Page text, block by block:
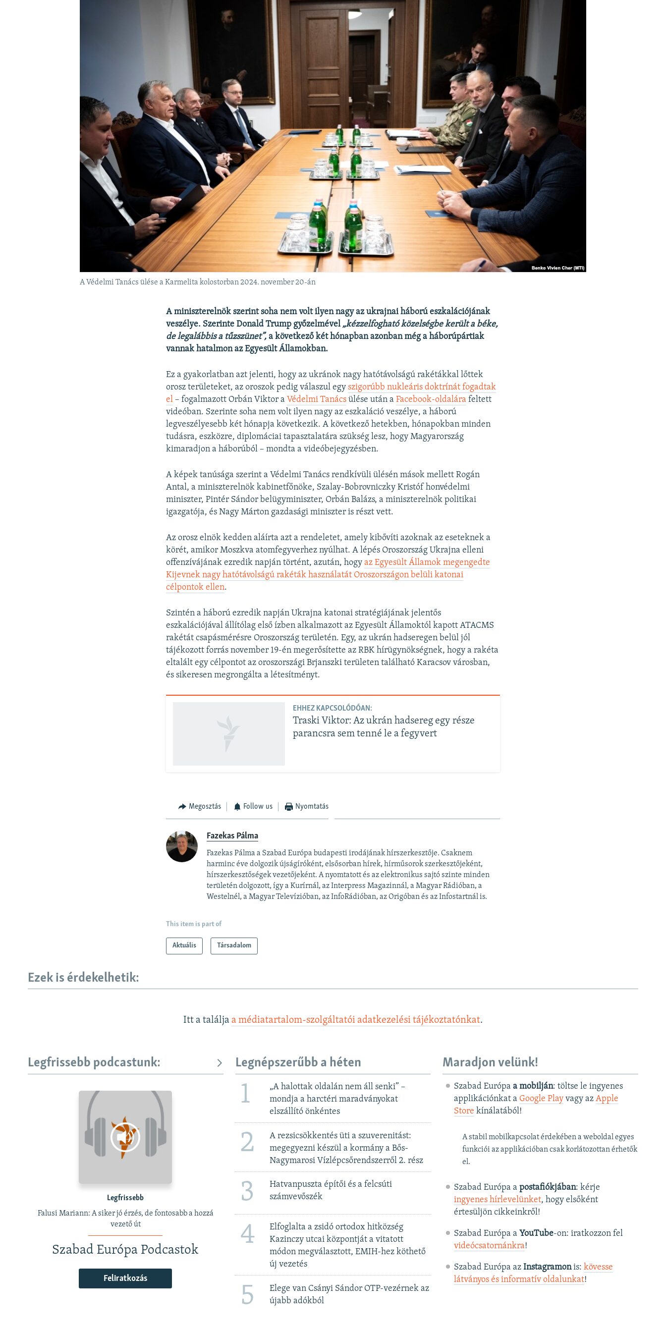
A Védelmi Tanács ülése a Karmelita kolostorban 2024. november 20-án
A miniszterelnök szerint soha nem volt ilyen nagy az ukrajnai háború eszkalációjának
veszélye. Szerinte Donald Trump győzelmével „kézzelfogható közelségbe került a béke,
de legalábbis a tűzszünet”, a következő két hónapban azonban még a háborúpártiak
vannak hatalmon az Egyesült Államokban.
Ez a gyakorlatban azt jelenti, hogy az ukránok nagy hatótávolságú rakétákkal lőttek
orosz területeket, az oroszok pedig válaszul egy szigorúbb nukleáris doktrínát fogadtak
el – fogalmazott Orbán Viktor aVédelmi Tanács ülése után aFacebook-oldalára feltett
videóban. Szerinte soha nem volt ilyen nagy az eszkaláció veszélye, a háború
legveszélyesebb két hónapja következik. A következő hetekben, hónapokban minden
tudásra, eszközre, diplomáciai tapasztalatára szükség lesz, hogy Magyarország
kimaradjon a háborúból – mondta a videóbejegyzésben.
A képek tanúsága szerint a Védelmi Tanács rendkívüli ülésén mások mellett Rogán
Antal, a miniszterelnök kabinetfőnöke, Szalay-Bobrovniczky Kristóf honvédelmi
miniszter, Pintér Sándor belügyminiszter, Orbán Balázs, a miniszterelnök politikai
igazgatója, és Nagy Márton gazdasági miniszter is részt vett.
Az orosz elnök kedden aláírta azt a rendeletet, amely kibővíti azoknak az eseteknek a
körét, amikor Moszkva atomfegyverhez nyúlhat. A lépés Oroszország Ukrajna elleni
offenzívájának ezredik napján történt, azután, hogyaz Egyesült Államok megengedte
Kijevnek nagy hatótávolságú rakéták használatát Oroszországon belüli katonai
célpontok ellen.
Szintén a háború ezredik napján Ukrajna katonai stratégiájának jelentős
eszkalációjával állítólag első ízben alkalmazott az Egyesült Államoktól kapott ATACMS
rakétát csapásmérésre Oroszország területén. Egy, az ukrán hadseregen belül jól
tájékozott forrás november 19-én megerősítette az RBK hírügynökségnek, hogy a rakéta
eltalált egy célpontot az oroszországi Brjanszki területen található Karacsov városban,
és sikeresen megrongálta a létesítményt.
EHHEZ KAPCSOLÓDÓAN:
Traski Viktor: Az ukrán hadsereg egy része
parancsra sem tenné le a fegyvert
Megosztás Follow us Nyomtatás
Fazekas Pálma
Fazekas Pálma a Szabad Európa budapesti irodájának hírszerkesztője. Csaknem
harminc éve dolgozik újságíróként, elsősorban hírek, hírműsorok szerkesztőjeként,
hírszerkesztőségek vezetőjeként. A nyomtatott és az elektronikus sajtó szinte minden
területén dolgozott, így a Kurírnál, az Interpress Magazinnál, a Magyar Rádióban, a
Westelnél, a Magyar Televízióban, az InfoRádióban, az Origóban és az Infostartnál is.
This item is part of
Aktuális Társadalom
Ezek is érdekelhetik:
Itt a találja a médiatartalom-szolgáltatói adatkezelési tájékoztatónkat.
Legfrissebb podcastunk:
Legfrissebb
Falusi Mariann: A siker jó érzés, de fontosabb a hozzá
vezető út
Szabad Európa Podcastok
Feliratkozás
Legnépszerűbb a héten
1
„A halottak oldalán nem áll senki” –
mondja a harctéri maradványokat
elszállító önkéntes
2
A rezsicsökkentés üti a szuverenitást:
megegyezni készül a kormány a Bős-
Nagymarosi Vízlépcsőrendszerről 2. rész
3
Hatvanpuszta építői és a felcsúti
számvevőszék
4
Elfoglalta a zsidó ortodox hitközség
Kazinczy utcai központját a vitatott
módon megválasztott, EMIH-hez köthető
új vezetés
5
Elege van Csányi Sándor OTP-vezérnek az
újabb adókból
Maradjon velünk!
Szabad Európa a mobilján: töltse le ingyenes
applikációnkat a Google Playvagy az Apple
Store kínálatából!
A stabil mobilkapcsolat érdekében a weboldal egyes
funkciói az applikációban csak korlátozottan érhetők
el.
Szabad Európa a postafiókjában: kérje
ingyenes hírlevelünket, hogy elsőként
értesüljön cikkeinkről!
Szabad Európa a YouTube-on: iratkozzon fel
videócsatornánkra!
Szabad Európa az Instagramonis: kövesse
látványos és informatív oldalunkat! ​